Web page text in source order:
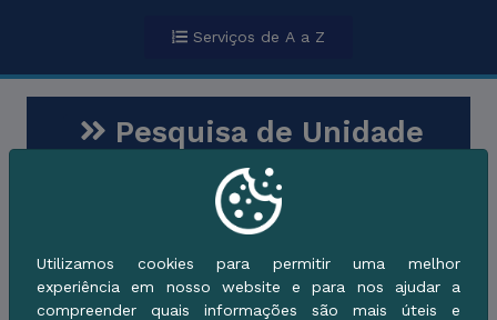
Serviços de A a Z
Pesquisa de Unidade
de Ensino na Rede
Secretaria Municipal de Educação
Cidadão
Descrição do Serviço
Utilizamos cookies para permitir uma melhor
experiência em nosso website e para nos ajudar a
compreender quais informações são mais úteis e